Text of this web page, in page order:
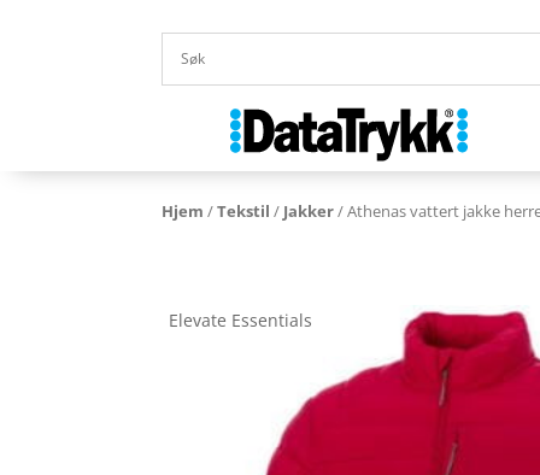
Hjem /Tekstil / Jakker/ Athenas vattert jakke
Elevate Essentials